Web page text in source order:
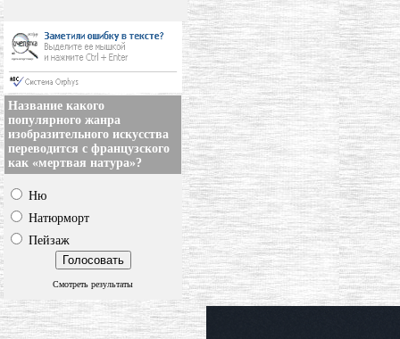
Название какого
популярного жанра
изобразительного искусства
переводится с французского
как «мертвая натура»?
Ню
Натюрморт
Пейзаж
Смотреть результаты